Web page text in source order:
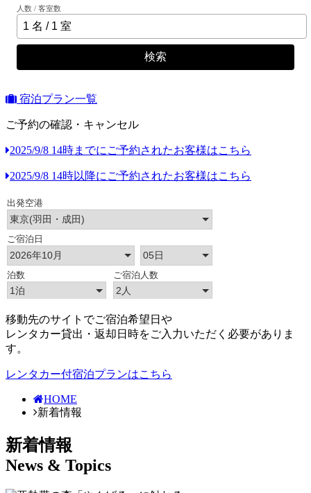
人数 / 客室数
検索
宿泊プラン一覧
ご予約の確認・キャンセル
2025/9/8 14時までにご予約されたお客様はこちら
2025/9/8 14時以降にご予約されたお客様はこちら
移動先のサイトでご宿泊希望日や
レンタカー貸出・返却日時をご入力いただく必要がありま
す。
レンタカー付宿泊プランはこちら
HOME
新着情報
新着情報
News & Topics